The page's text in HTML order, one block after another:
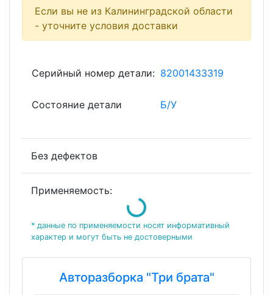
Если вы не из Калининградской области
- уточните условия доставки
Серийный номер детали: 82001433319
Состояние детали Б/У
Без дефектов
Применяемость:
Loading...
* данные по применяемости носят информативный
характер и могут быть не достоверными
Авторазборка "Три брата"